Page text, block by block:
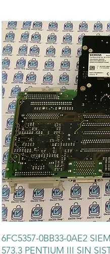
6FC5357-0BB33-0AE2
573.3 PENTIUM III SIN